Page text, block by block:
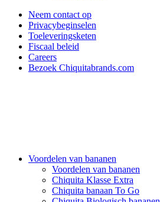
Neem contact op
Privacybeginselen
Toeleveringsketen
Fiscaal beleid
Careers
Bezoek Chiquitabrands.com
Voordelen van bananen
Voordelen van bananen
Chiquita Klasse Extra
Chiquita banaan To Go